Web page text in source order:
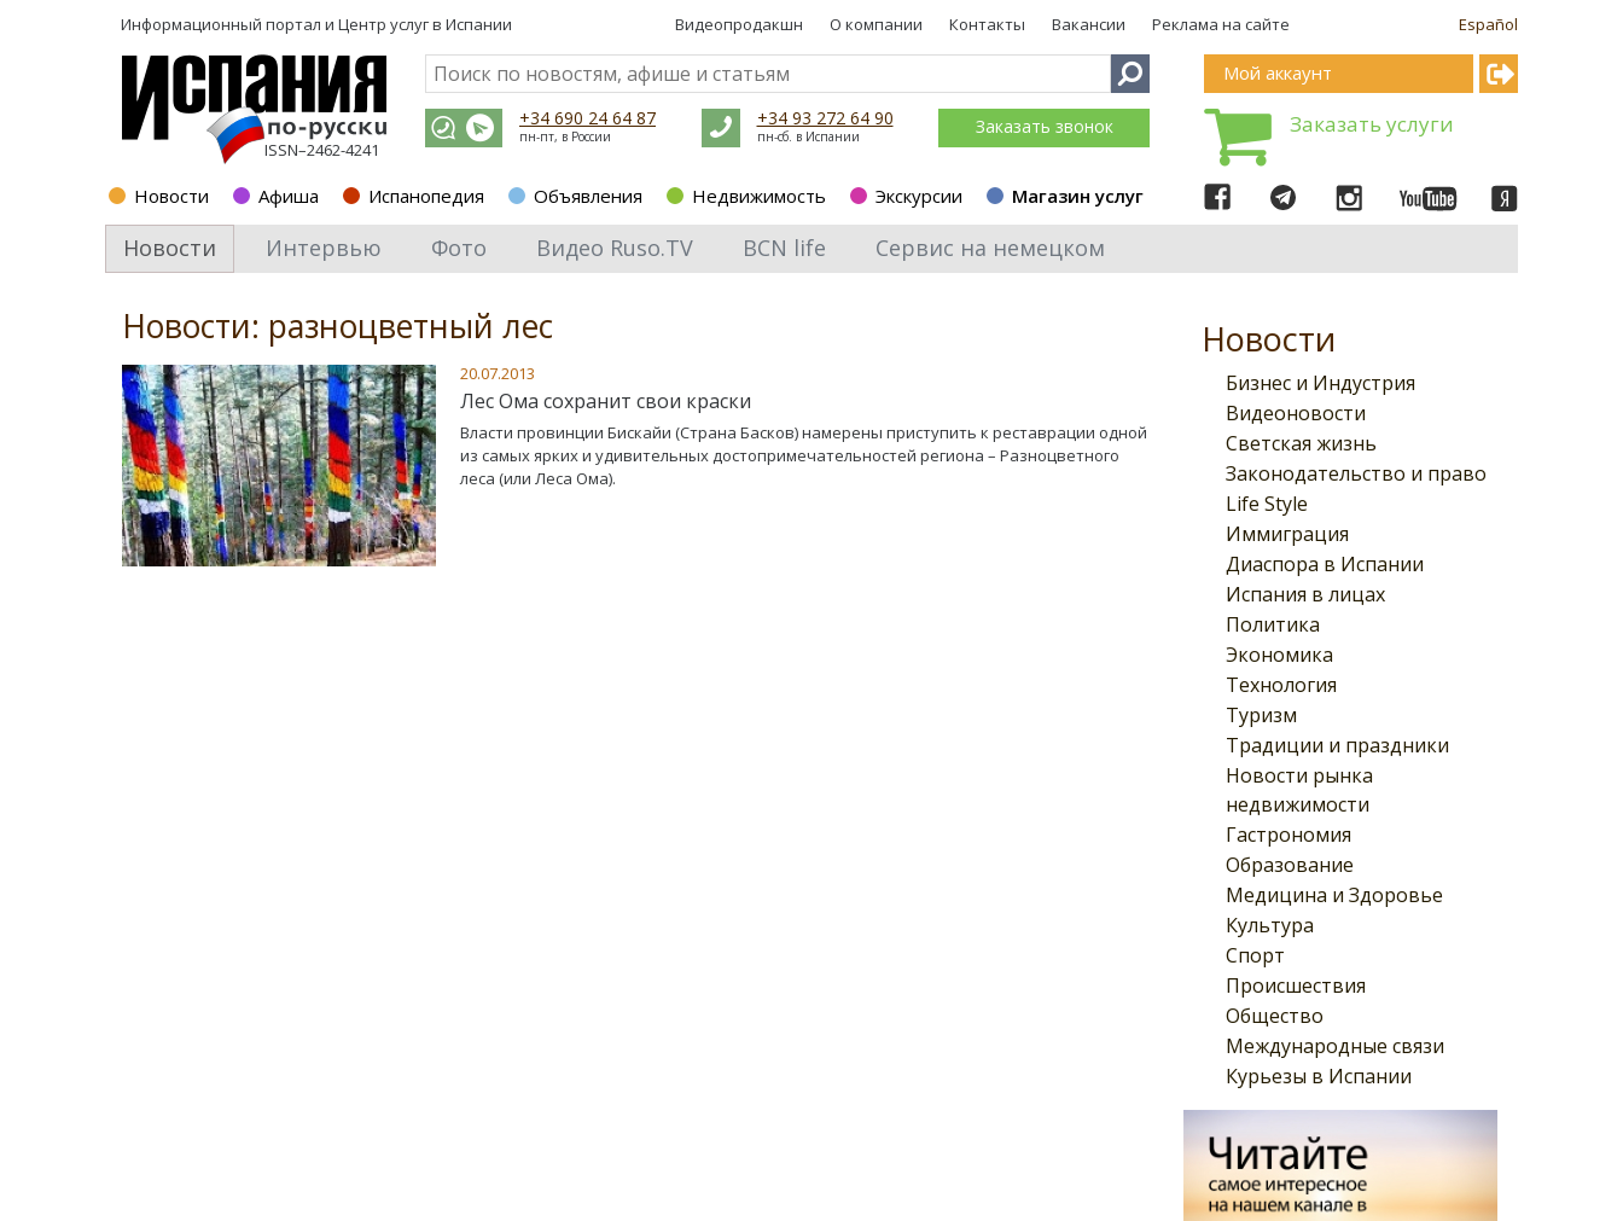
Информационный портал и Центр услуг в Испании Español
Видеопродакшн О компании Контакты Вакансии Реклама на сайте
ISSN–2462-4241
+34 690 24 64 87
пн-пт, в России
+34 93 272 64 90
пн-сб. в Испании Заказать звонок
Новости Афиша Испанопедия Объявления Недвижимость Экскурсии Магазин услуг
Мой аккаунт
Заказать услуги
Новости Интервью Фото Видео Ruso.TV BCN life Сервис на немецком
Новости
Бизнес и Индустрия
Видеоновости
Светская жизнь
Законодательство и право
Life Style
Иммиграция
Диаспора в Испании
Испания в лицах
Политика
Экономика
Технология
Туризм
Традиции и праздники
Новости рынка
недвижимости
Гастрономия
Образование
Медицина и Здоровье
Культура
Спорт
Происшествия
Общество
Международные связи
Курьезы в Испании
Новости: разноцветный лес
20.07.2013
Лес Ома сохранит свои краски
Власти провинции Бискайи (Страна Басков) намерены приступить к реставрации одной
из самых ярких и удивительных достопримечательностей региона – Разноцветного
леса (или Леса Ома).